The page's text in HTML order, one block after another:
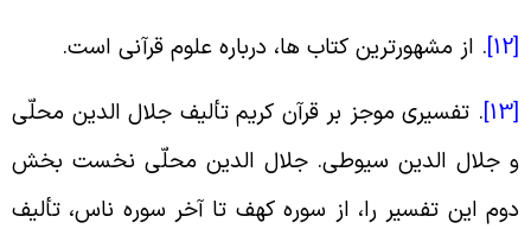
.از مشهورترین کتاب ها، درباره علوم قرآنی است.
.تفسیرى موجز بر قرآن کریم تألیف جلال الدین محلّى
جلال الدین سیوطى. جلال الدین محلّى نخست بخش
این تفسیر را، از سوره کهف تا آخر سوره ناس، تألیف